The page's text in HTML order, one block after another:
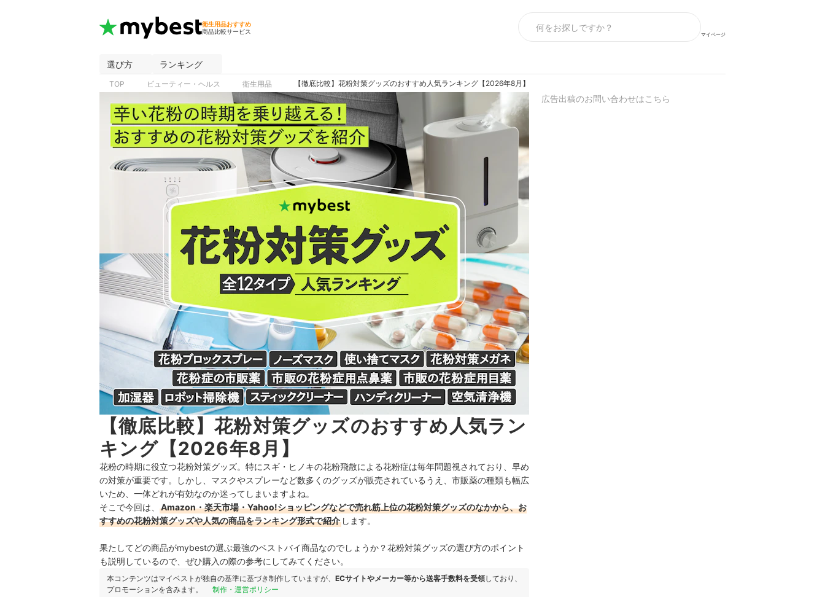
衛生用品おすすめ
商品比較サービス
マイページ
選び方 ランキング
TOP ビューティー・ヘルス 衛生用品 【徹底比較】花粉対策グッズのおすすめ人気ランキング【2026年8月】
【徹底比較】花粉対策グッズのおすすめ人気ラン
キング【2026年8月】
花粉の時期に役立つ花粉対策グッズ。特にスギ・ヒノキの花粉飛散による花粉症は毎年問題視されており、早め
の対策が重要です。しかし、マスクやスプレーなど数多くのグッズが販売されているうえ、市販薬の種類も幅広
いため、一体どれが有効なのか迷ってしまいますよね。
そこで今回は、
Amazon・楽天市場・Yahoo!ショッピングなどで売れ筋上位の花粉対策グッズのなかから、お
すすめの花粉対策グッズや人気の商品をランキング形式で紹介 します。
果たしてどの商品がmybestの選ぶ最強のベストバイ商品なのでしょうか？花粉対策グッズの選び方のポイント
も説明しているので、ぜひ購入の際の参考にしてみてください。
本コンテンツはマイベストが独自の基準に基づき制作していますが、 ECサイトやメーカー等から送客手数料を受領しており、
プロモーションを含みます。
制作・運営ポリシー
広告出稿のお問い合わせはこちら